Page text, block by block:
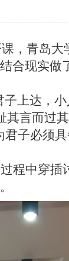
，青岛
合现实做
上达，
言而过
子必须
程中穿插